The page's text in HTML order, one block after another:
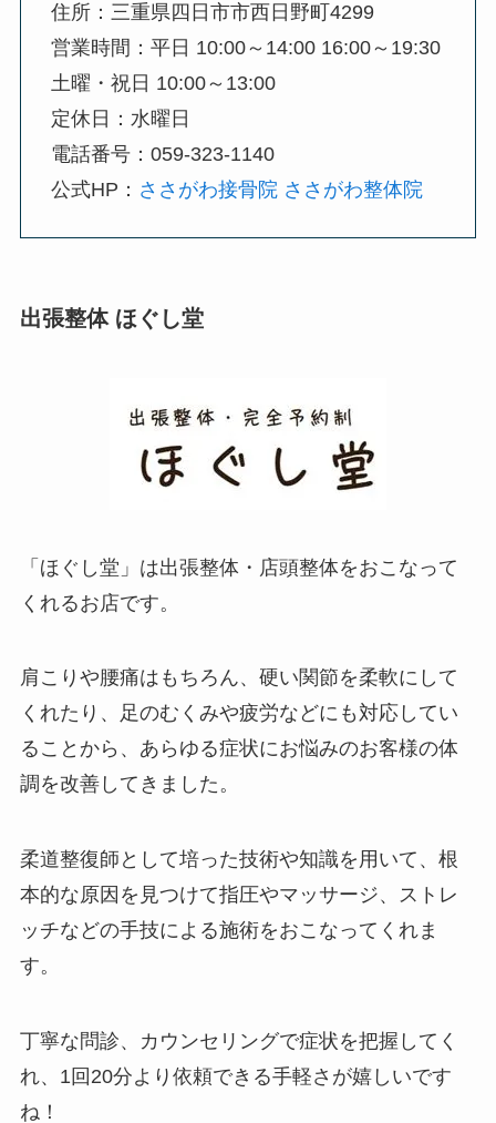
住所：三重県四日市市西日野町4299
営業時間：平日 10:00～14:00 16:00～19:30
土曜・祝日 10:00～13:00
定休日：水曜日
電話番号：059-323-1140
公式HP： ささがわ接骨院 ささがわ整体院
出張整体 ほぐし堂
「ほぐし堂」は出張整体・店頭整体をおこなって
くれるお店です。
肩こりや腰痛はもちろん、硬い関節を柔軟にして
くれたり、足のむくみや疲労などにも対応してい
ることから、あらゆる症状にお悩みのお客様の体
調を改善してきました。
柔道整復師として培った技術や知識を用いて、根
本的な原因を見つけて指圧やマッサージ、ストレ
ッチなどの手技による施術をおこなってくれま
す。
丁寧な問診、カウンセリングで症状を把握してく
れ、1回20分より依頼できる手軽さが嬉しいです
ね！